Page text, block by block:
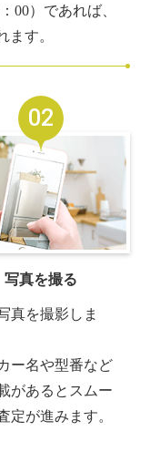
00）であれば、
ます。
02
写真を撮る
真を撮影しま
ー名や型番など
があるとスムー
定が進みます。